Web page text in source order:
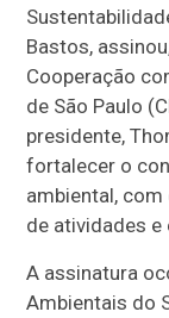
Bastos,
Cooperação
de São Paulo
presidente,
fortalecer o
ambiental,
de atividades e
A assinatura
Ambientais do